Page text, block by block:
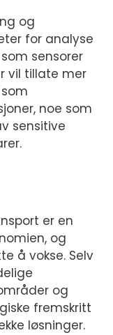
og
for analyse
sensorer
vil tillate mer
noe som
sensitive
er en
og
å vokse. Selv
og
fremskritt
løsninger.